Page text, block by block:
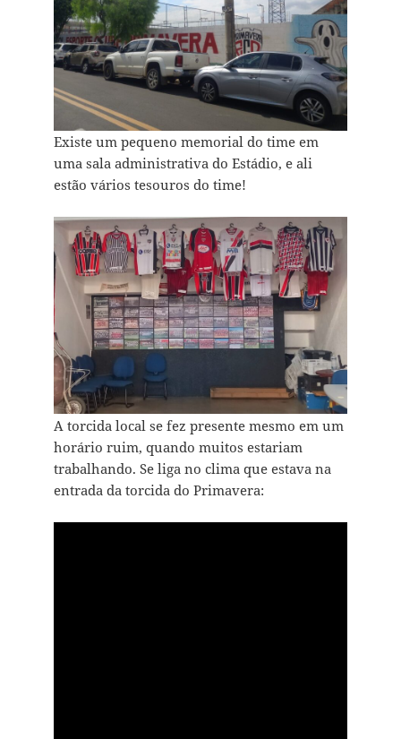
Existe um pequeno memorial do time em
uma sala administrativa do Estádio, e ali
estão vários tesouros do time!
A torcida local se fez presente mesmo em um
horário ruim, quando muitos estariam
trabalhando. Se liga no clima que estava na
entrada da torcida do Primavera: